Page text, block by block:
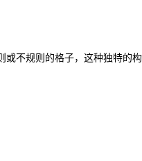
或不规则的格子，这种独特的构